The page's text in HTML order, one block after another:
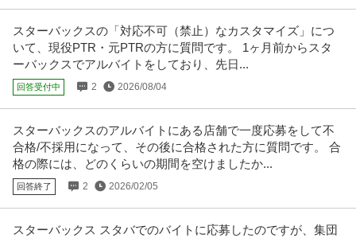
法人営業 ／ 「企画営業職」資生堂やトヨタなど大手広告主へSNS
ブランディングで課題解決
ワンメディア株式会社
土日休み 年間休日110日以上 年間休日120日以上
年収800万円〜1,200万円
【職種】営業＞法人営業 【業種】マスコミ・メディア＞広告・PR ※会員属
提供：ビズリーチ
この条件の求人をもっと見る
スターバックスの「対応不可（禁止）なカスタマイズ」につ
いて、現役PTR・元PTRの方に質問です。 1ヶ月前からスタ
ーバックスでアルバイトをしており、先日...
回答受付中 2 2026/08/04
スターバックスのアルバイトにある店舗で一度応募をして不
合格/不採用になって、その後に合格された方に質問です。 合
格の際には、どのくらいの期間を空けましたか...
回答終了 2 2026/02/05
スターバックス スタバでのバイトに応募したのですが、集団